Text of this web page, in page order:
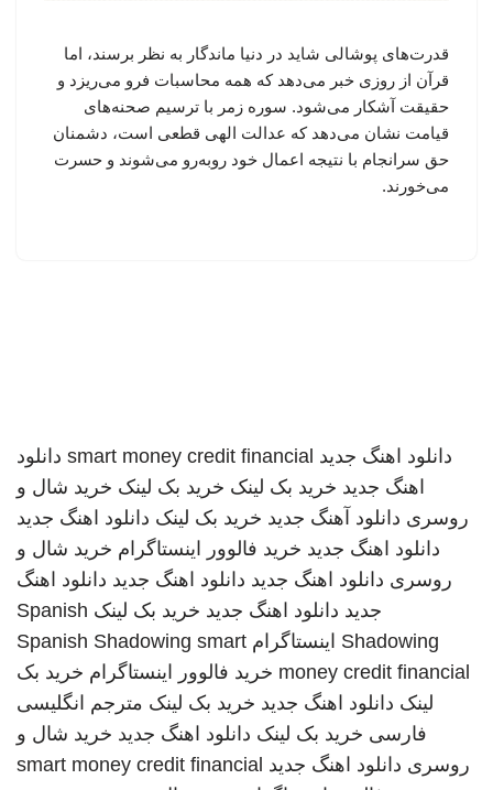
قدرت‌های پوشالی شاید در دنیا ماندگار به نظر برسند، اما
قرآن از روزی خبر می‌دهد که همه محاسبات فرو می‌ریزد و
حقیقت آشکار می‌شود. سوره زمر با ترسیم صحنه‌های
قیامت نشان می‌دهد که عدالت الهی قطعی است، دشمنان
حق سرانجام با نتیجه اعمال خود روبه‌رو می‌شوند و حسرت
می‌خورند.
دانلود اهنگ جدید smart money credit financial دانلود
اهنگ جدید خرید بک لینک خرید بک لینک خرید شال و
روسری دانلود آهنگ جدید خرید بک لینک دانلود اهنگ جدید
دانلود اهنگ جدید خرید فالوور اینستاگرام خرید شال و
روسری دانلود اهنگ جدید دانلود اهنگ جدید دانلود اهنگ
جدید دانلود اهنگ جدید خرید بک لینک Spanish
Shadowing اینستاگرام Spanish Shadowing smart
money credit financial خرید فالوور اینستاگرام خرید بک
لینک دانلود اهنگ جدید خرید بک لینک مترجم انگلیسی
فارسی خرید بک لینک دانلود اهنگ جدید خرید شال و
روسری دانلود اهنگ جدید smart money credit financial